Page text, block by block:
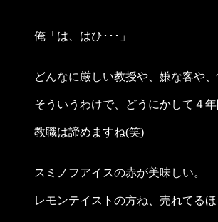
俺「は、はひ･･･」
どんなに厳しい教授や、嫌な客や
そういうわけで、どうにかして４
教職は諦めますね(笑)
スミノフアイスの赤が美味しい。
レモンテイストの方ね、売れてる